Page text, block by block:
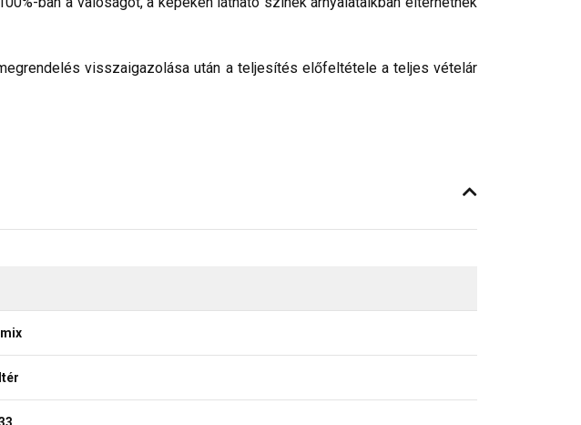
visszaigazolása után a teljesítés előfeltétele a teljes vételár